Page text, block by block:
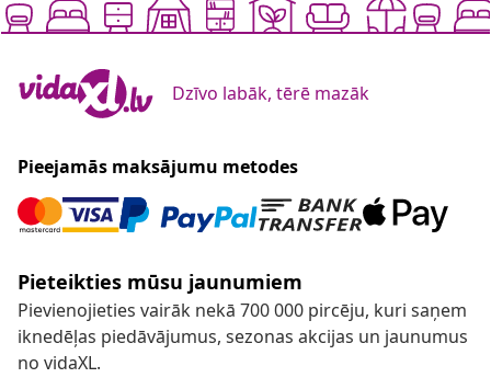
Dzīvo labāk, tērē mazāk
Pieejamās maksājumu metodes
Pieteikties mūsu jaunumiem
Pievienojieties vairāk nekā 700 000 pircēju, kuri saņem
iknedēļas piedāvājumus, sezonas akcijas un jaunumus
no vidaXL.